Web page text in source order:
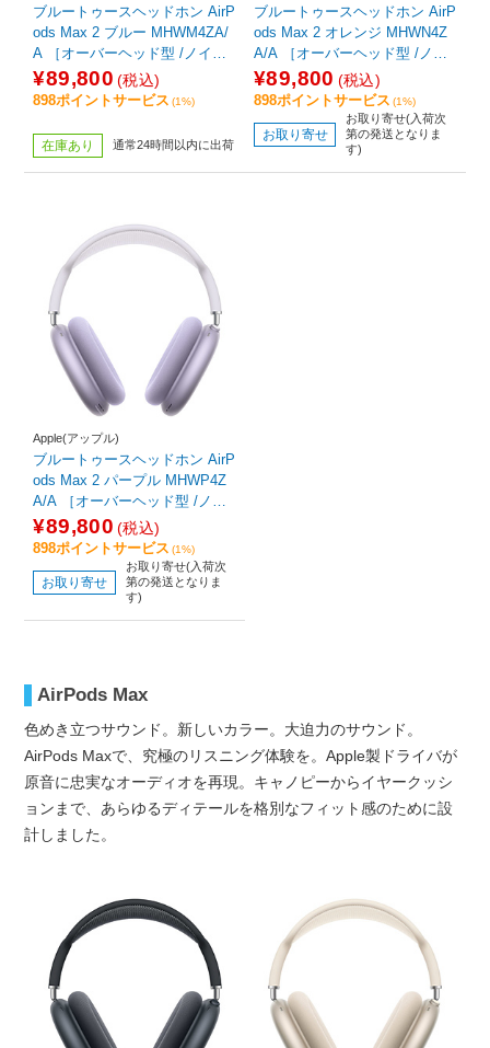
ブルートゥースヘッドホン AirP
ods Max 2 ブルー MHWM4ZA/
A ［オーバーヘッド型 /ノイズ
キャンセリング対応 /Bluetooth
対応］
¥89,800 (税込)
898ポイントサービス (1%)
在庫あり 通常24時間以内に出荷
ブルートゥースヘッドホン AirP
ods Max 2 オレンジ MHWN4Z
A/A ［オーバーヘッド型 /ノイ
ズキャンセリング対応 /Bluetoo
th対応］
¥89,800 (税込)
898ポイントサービス (1%)
お取り寄せ
お取り寄せ(入荷次
第の発送となりま
す)
Apple(アップル)
ブルートゥースヘッドホン AirP
ods Max 2 パープル MHWP4Z
A/A ［オーバーヘッド型 /ノイ
ズキャンセリング対応 /Bluetoo
th対応］
¥89,800 (税込)
898ポイントサービス (1%)
お取り寄せ
お取り寄せ(入荷次
第の発送となりま
す)
AirPods Max
色めき立つサウンド。新しいカラー。大迫力のサウンド。
AirPods Maxで、究極のリスニング体験を。Apple製ドライバが
原音に忠実なオーディオを再現。キャノピーからイヤークッシ
ョンまで、あらゆるディテールを格別なフィット感のために設
計しました。